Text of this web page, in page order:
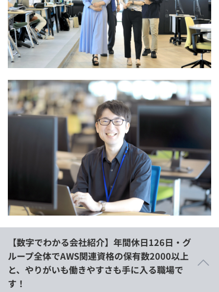
【数字でわかる会社紹介】年間休日126日・グ
ループ全体でAWS関連資格の保有数2000以上
と、やりがいも働きやすさも手に入る職場で
す！